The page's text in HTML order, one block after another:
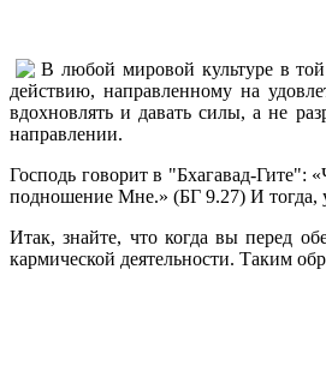
В любой мировой культуре в
действию, направленному на
вдохновлять и давать силы, а не
направлении.
Господь говорит в "Бхагавад-
подношение Мне.» (БГ 9.27) И тогда,
Итак, знайте, что когда вы перед
кармической деятельности. Таким